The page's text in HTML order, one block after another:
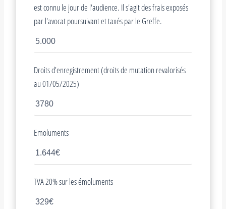
est connu le jour de l'audience. Il s'agit des frais exposés
par l'avocat poursuivant et taxés par le Greffe.
Droits d'enregistrement (droits de mutation revalorisés
au 01/05/2025)
Emoluments
TVA 20% sur les émoluments